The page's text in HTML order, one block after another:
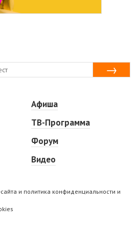
Афиша
ТВ-Программа
Форум
Видео
и политика конфиденциальности и